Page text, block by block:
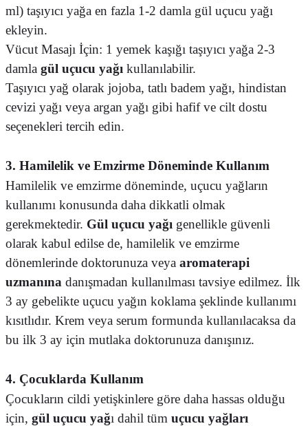
ml) taşıyıcı yağa en fazla 1-2 damla gül uçucu yağı
ekleyin.
Vücut Masajı İçin: 1 yemek kaşığı taşıyıcı yağa 2-3
damla gül uçucu yağı kullanılabilir.
Taşıyıcı yağ olarak jojoba, tatlı badem yağı, hindistan
cevizi yağı veya argan yağı gibi hafif ve cilt dostu
seçenekleri tercih edin.
3. Hamilelik ve Emzirme Döneminde Kullanım
Hamilelik ve emzirme döneminde, uçucu yağların
kullanımı konusunda daha dikkatli olmak
gerekmektedir. Gül uçucu yağı genellikle güvenli
olarak kabul edilse de, hamilelik ve emzirme
dönemlerinde doktorunuza veya aromaterapi
uzmanına danışmadan kullanılması tavsiye edilmez. İlk
3 ay gebelikte uçucu yağın koklama şeklinde kullanımı
kısıtlıdır. Krem veya serum formunda kullanılacaksa da
bu ilk 3 ay için mutlaka doktorunuza danışınız.
4. Çocuklarda Kullanım
Çocukların cildi yetişkinlere göre daha hassas olduğu
için, gül uçucu yağı dahil tüm uçucu yağları